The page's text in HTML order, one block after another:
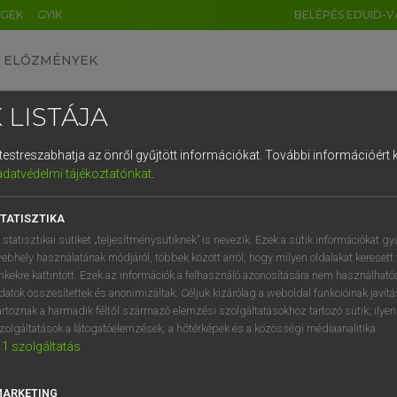
GYIK BELÉPÉS EDUID-
ELŐZMÉNYEK
szótár
VAN ELŐFIZETÉSED?
megtekintéséhez.
LISTÁJA
az önről gyűjtött információkat. További információért
tájékoztatónkat.
statisztikai sütiket „teljesítménysütiknek” is nevezik. Ezek a sütik információkat
használatának módjáról, többek között arról, hogy milyen oldalakat keresett
kattintott. Ezek az információk a felhasználó azonosítására nem
összesítettek és anonimizáltak. Céljuk kizárólag a weboldal funkcióinak
a harmadik féltől származó elemzési szolgáltatásokhoz tartozó sütik;
a látogatóelemzések, a hőtérképek és a közösségi médiaanalitika.
1 szolgáltatás
DE CN FR ES IT NL
1 2 3 4 5 6 7 8 9
q w e r t z u i
a s d f g h j k l é
í y x c v b n m , .